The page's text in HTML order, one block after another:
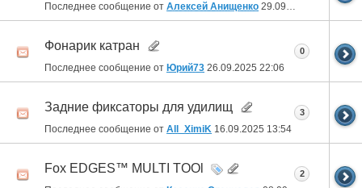
Последнее сообщение от Алексей Анищенко 29.09.2025
Фонарик катран
Последнее сообщение от Юрий73 26.09.2025 22:06
0
Задние фиксаторы для удилищ
Последнее сообщение от All_XimiK 16.09.2025 13:54
3
Fox EDGES™ MULTI TOOl 2